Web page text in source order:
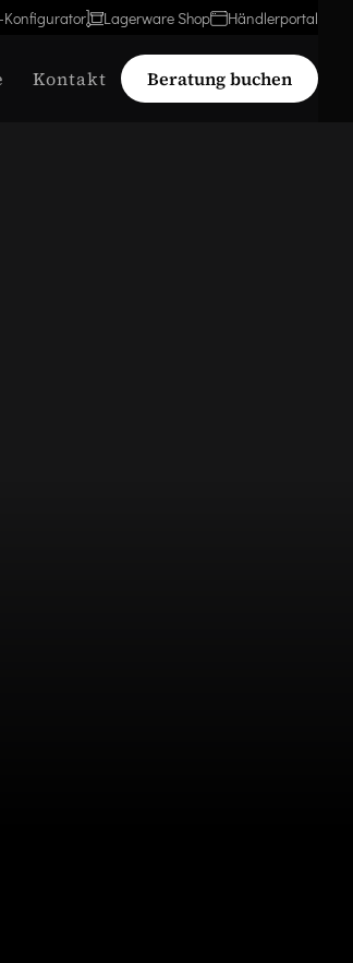
Konfigurator Lagerware Shop Händlerportal
Kontakt Beratung buchen